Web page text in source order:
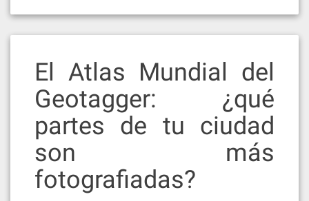
El Atlas Mundial del
Geotagger: ¿qué
partes de tu ciudad
son más
fotografiadas?